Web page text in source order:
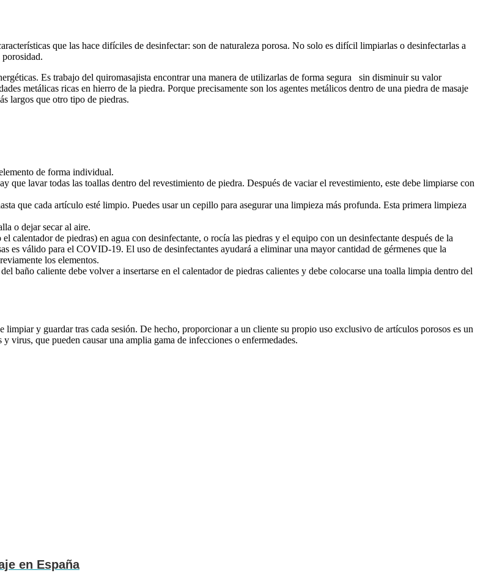
que las hace difíciles de desinfectar: son de naturaleza porosa. No solo es difícil limpiarlas o desinfectarlas a
Es trabajo del quiromasajista encontrar una manera de utilizarlas de forma segura sin disminuir su valor
metálicas ricas en hierro de la piedra. Porque precisamente son los agentes metálicos dentro de una piedra de masaje
largos que otro tipo de piedras.
de forma individual.
que lavar todas las toallas dentro del revestimiento de piedra. Después de vaciar el revestimiento, este debe limpiarse con
que cada artículo esté limpio. Puedes usar un cepillo para asegurar una limpieza más profunda. Esta primera limpieza
o dejar secar al aire.
el calentador de piedras) en agua con desinfectante, o rocía las piedras y el equipo con un desinfectante después de la
es válido para el COVID-19. El uso de desinfectantes ayudará a eliminar una mayor cantidad de gérmenes que la
los elementos.
baño caliente debe volver a insertarse en el calentador de piedras calientes y debe colocarse una toalla limpia dentro del
limpiar y guardar tras cada sesión. De hecho, proporcionar a un cliente su propio uso exclusivo de artículos porosos es un
virus, que pueden causar una amplia gama de infecciones o enfermedades.
en España